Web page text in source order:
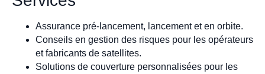
Assurance pré-lancement, lancement et en orbite.
Conseils en gestion des risques pour les opérateurs
et fabricants de satellites.
Solutions de couverture personnalisées pour les